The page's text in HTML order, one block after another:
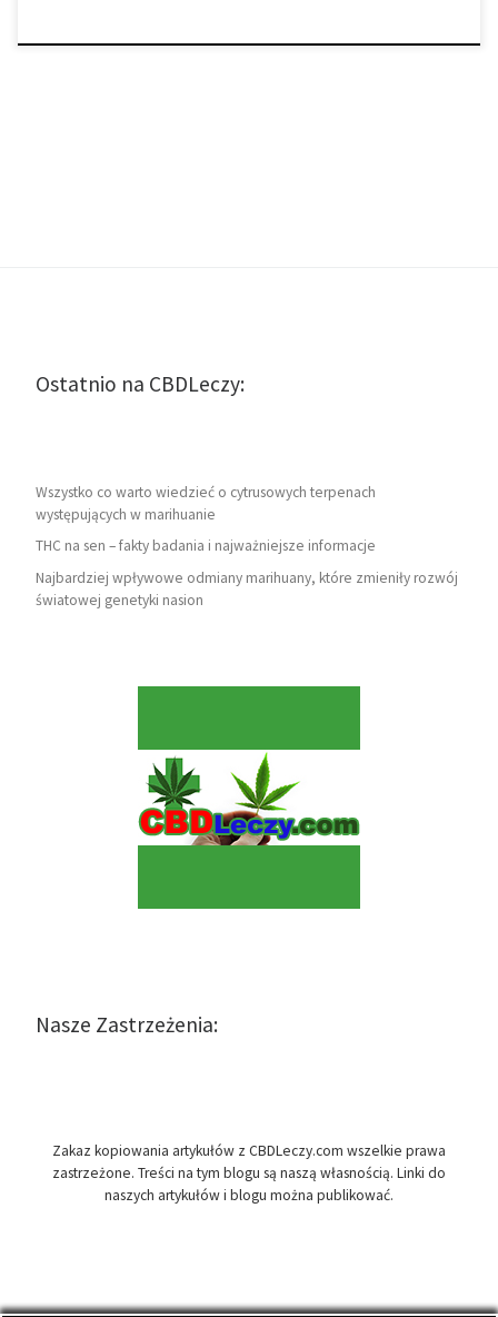
Ostatnio na CBDLeczy:
Wszystko co warto wiedzieć o cytrusowych terpenach
występujących w marihuanie
THC na sen – fakty badania i najważniejsze informacje
Najbardziej wpływowe odmiany marihuany, które zmieniły rozwój
światowej genetyki nasion
Nasze Zastrzeżenia:
Zakaz kopiowania artykułów z CBDLeczy.com wszelkie prawa
zastrzeżone. Treści na tym blogu są naszą własnością. Linki do
naszych artykułów i blogu można publikować.